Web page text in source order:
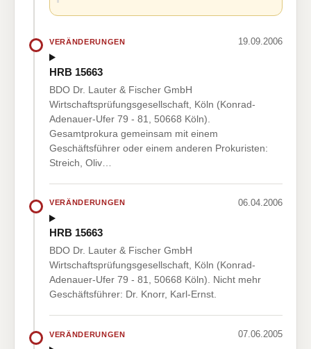
VERÄNDERUNGEN 19.09.2006
HRB 15663
BDO Dr. Lauter & Fischer GmbH
Wirtschaftsprüfungsgesellschaft, Köln (Konrad-
Adenauer-Ufer 79 - 81, 50668 Köln).
Gesamtprokura gemeinsam mit einem
Geschäftsführer oder einem anderen Prokuristen:
Streich, Oliv…
VERÄNDERUNGEN 06.04.2006
HRB 15663
BDO Dr. Lauter & Fischer GmbH
Wirtschaftsprüfungsgesellschaft, Köln (Konrad-
Adenauer-Ufer 79 - 81, 50668 Köln). Nicht mehr
Geschäftsführer: Dr. Knorr, Karl-Ernst.
VERÄNDERUNGEN 07.06.2005